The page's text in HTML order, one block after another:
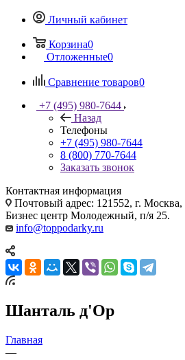
Личный кабинет
Корзина0
Отложенные0
Сравнение товаров0
+7 (495) 980-7644
Назад
Телефоны
+7 (495) 980-7644
8 (800) 770-7644
Заказать звонок
Контактная информация
Почтовый адрес: 121552, г.
Бизнес центр Молодежный, п/я 25.
info@toppodarky.ru
Шанталь д'Ор
Главная
—